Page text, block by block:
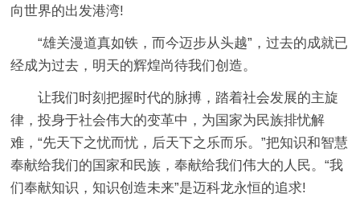
向世界的出发港湾!
“雄关漫道真如铁，而今迈步从头越”，过去的成就已
经成为过去，明天的辉煌尚待我们创造。
让我们时刻把握时代的脉搏，踏着社会发展的主旋
律，投身于社会伟大的变革中，为国家为民族排忧解
难，“先天下之忧而忧，后天下之乐而乐。”把知识和智慧
奉献给我们的国家和民族，奉献给我们伟大的人民。“我
们奉献知识，知识创造未来”是迈科龙永恒的追求!